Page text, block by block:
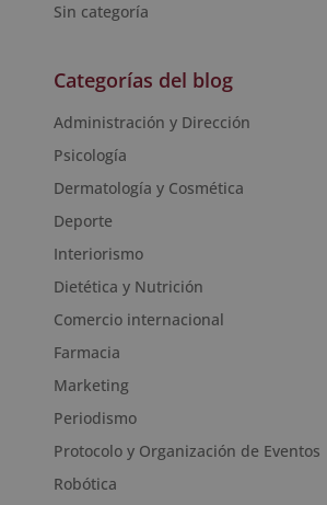
Sin categoría
Categorías del blog
Administración y Dirección
Psicología
Dermatología y Cosmética
Deporte
Interiorismo
Dietética y Nutrición
Comercio internacional
Farmacia
Marketing
Periodismo
Protocolo y Organización de Eventos
Robótica